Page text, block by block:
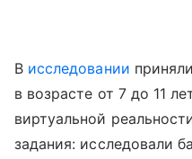
В исследовании
в возрасте от 7 до 11
виртуальной
задания: исследовали